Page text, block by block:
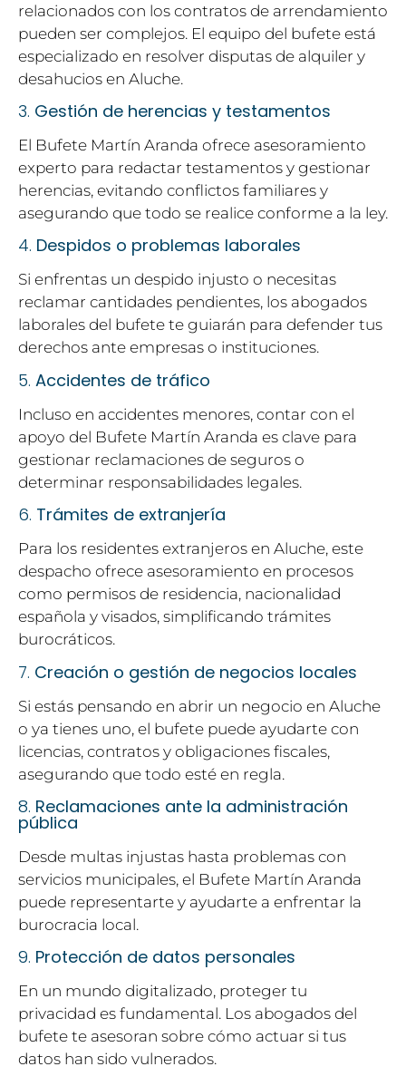
relacionados con los contratos de arrendamiento
pueden ser complejos. El equipo del bufete está
especializado en resolver disputas de alquiler y
desahucios en Aluche.
3. Gestión de herencias y testamentos
El Bufete Martín Aranda ofrece asesoramiento
experto para redactar testamentos y gestionar
herencias, evitando conflictos familiares y
asegurando que todo se realice conforme a la ley.
4. Despidos o problemas laborales
Si enfrentas un despido injusto o necesitas
reclamar cantidades pendientes, los abogados
laborales del bufete te guiarán para defender tus
derechos ante empresas o instituciones.
5. Accidentes de tráfico
Incluso en accidentes menores, contar con el
apoyo del Bufete Martín Aranda es clave para
gestionar reclamaciones de seguros o
determinar responsabilidades legales.
6. Trámites de extranjería
Para los residentes extranjeros en Aluche, este
despacho ofrece asesoramiento en procesos
como permisos de residencia, nacionalidad
española y visados, simplificando trámites
burocráticos.
7. Creación o gestión de negocios locales
Si estás pensando en abrir un negocio en Aluche
o ya tienes uno, el bufete puede ayudarte con
licencias, contratos y obligaciones fiscales,
asegurando que todo esté en regla.
8. Reclamaciones ante la administración
pública
Desde multas injustas hasta problemas con
servicios municipales, el Bufete Martín Aranda
puede representarte y ayudarte a enfrentar la
burocracia local.
9. Protección de datos personales
En un mundo digitalizado, proteger tu
privacidad es fundamental. Los abogados del
bufete te asesoran sobre cómo actuar si tus
datos han sido vulnerados.